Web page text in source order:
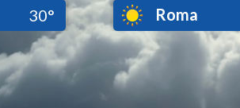
30° Roma